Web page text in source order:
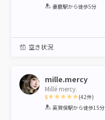
1 2 3 4 5
妻鹿駅から徒歩5分
空き状況
mille.mercy
Millé mercy.
5
1 2 3 4 5
(42件)
英賀保駅から徒歩15分